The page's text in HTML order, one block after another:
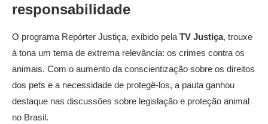
responsabilidade
O programa Repórter Justiça, exibido pela TV Justiça, trouxe
à tona um tema de extrema relevância: os crimes contra os
animais. Com o aumento da conscientização sobre os direitos
dos pets e a necessidade de protegê-los, a pauta ganhou
destaque nas discussões sobre legislação e proteção animal
no Brasil.